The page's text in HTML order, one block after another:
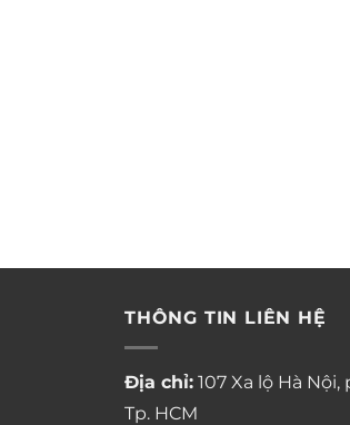
THÔNG TIN LIÊN HỆ
Địa chỉ: 107 Xa lộ Hà
Tp. HCM